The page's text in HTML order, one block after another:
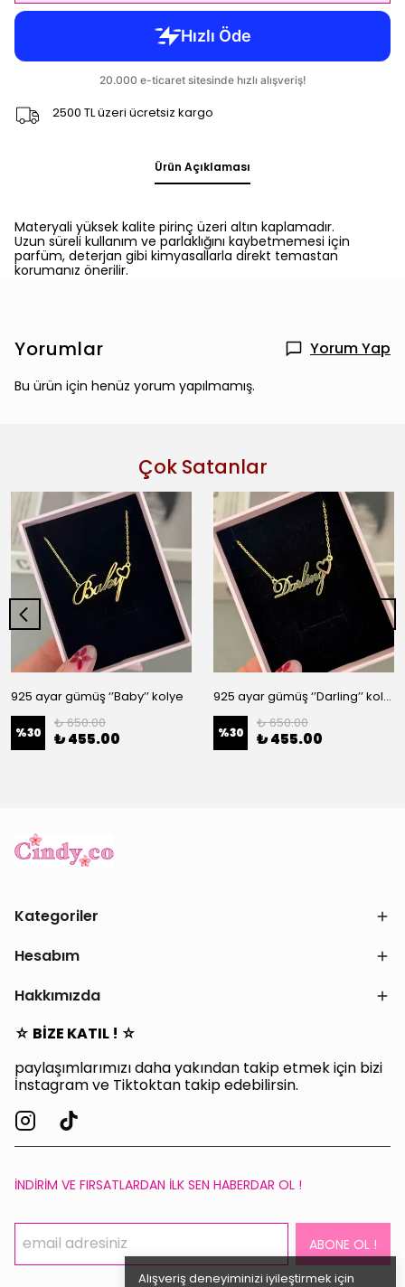
Alışveriş deneyiminizi iyileştirmek için
2500 TL üzeri ücretsiz kargo
Ürün Açıklaması
Materyali yüksek kalite pirinç üzeri altın kaplamadır.
Uzun süreli kullanım ve parlaklığını kaybetmemesi için
parfüm, deterjan gibi kimyasallarla direkt temastan
korumanız önerilir.
Yorumlar Yorum Yap
Bu ürün için henüz yorum yapılmamış.
Çok Satanlar
925 ayar gümüş ‘’Baby’’ kolye
%30
₺ 650.00
₺ 455.00
925 ayar gümüş ‘’Darling’’ kolye
%30
₺ 650.00
₺ 455.00
Kategoriler
Hesabım
Hakkımızda
☆ BİZE KATIL ! ☆
paylaşımlarımızı daha yakından takip etmek için bizi
İnstagram ve Tiktoktan takip edebilirsin.
İNDİRİM VE FIRSATLARDAN İLK SEN HABERDAR OL !
ABONE OL !